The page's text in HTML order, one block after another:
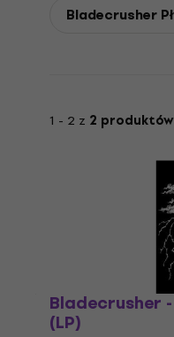
Bladecrusher
1 - 2 z 2 produktów
Bladecrusher
(LP)